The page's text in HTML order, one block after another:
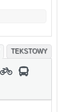
TEKSTOWY